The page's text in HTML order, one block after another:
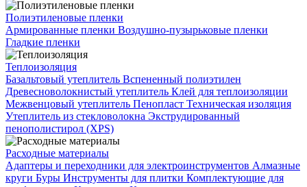
Полиэтиленовые пленки
Армированные пленки Воздушно-пузырьковые пленки
Гладкие пленки
Теплоизоляция
Базальтовый утеплитель Вспененный полиэтилен
Древесноволокнистый утеплитель Клей для теплоизоляции
Межвенцовый утеплитель Пенопласт Техническая изоляция
Утеплитель из стекловолокна Экструдированный
пенополистирол (XPS)
Расходные материалы
Адаптеры и переходники для электроинструментов Алмазные
круги Буры Инструменты для плитки Комплектующие для